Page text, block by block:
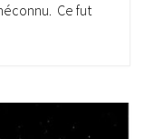
Ce fut